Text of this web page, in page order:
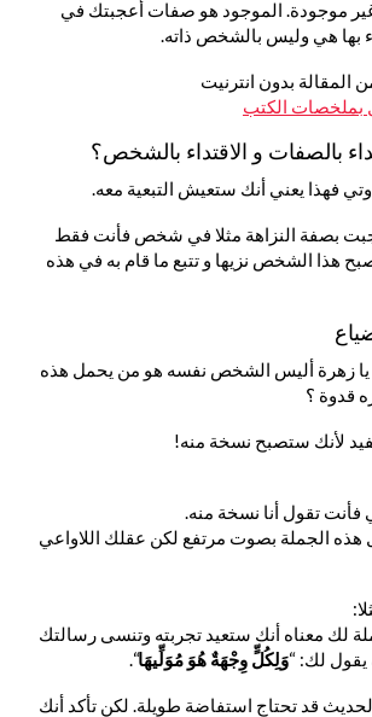
موجودة. الموجود هو صفات أعجبتك في
بها هي وليس بالشخص ذاته.
بملخصات الكتب
بالصفات و الاقتداء بالشخص؟
فهذا يعني أنك ستعيش التبعية معه.
بصفة النزاهة مثلا في شخص فأنت فقط
هذا الشخص نزيها و تتبع ما قام به في هذه
يا زهرة أليس الشخص نفسه هو من يحمل هذه
قدوة ؟
لأنك ستصبح نسخة منه!
فأنت تقول أنا نسخة منه.
هذه الجملة بصوت مرتفع لكن عقلك اللاواعي
لك معناه أنك ستعيد تجربته وتنسى رسالتك
يقول لك: “وَلِكُلٍّ وِجْهَةٌ هُوَ مُوَلِّيهَا“.
قد تحتاج استفاضة طويلة. لكن تأكد أنك